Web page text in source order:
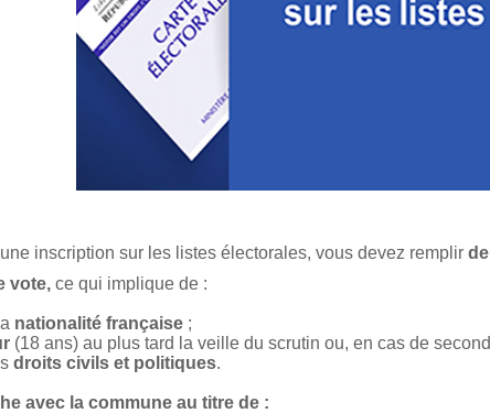
inscription sur les listes électorales, vous devez remplir
vote, ce qui implique de :
nationalité française ;
(18 ans) au plus tard la veille du scrutin ou, en cas de
droits civils et politiques.
avec la commune au titre de :